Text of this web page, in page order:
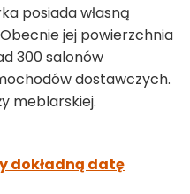
posiada własną
jej powierzchnia
300 salonów
dostawczych.
meblarskiej.
dokładną datę